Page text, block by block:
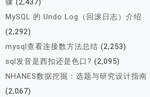
骤 (2,437)
MySQL 的 Undo Log（回滚日志）介绍
(2,292)
mysql查看连接数方法总结 (2,253)
sql发音是西扣还是色口? (2,095)
NHANES数据挖掘：选题与研究设计指南
(2,067)